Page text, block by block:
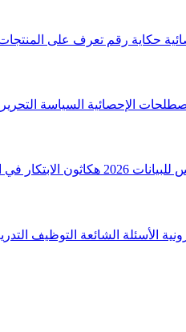
حكاية رقم تعرف على المنتجات
الإحصائية السياسة
2026 هكاثون الابتكار في
الأسئلة الشائعة التوظيف